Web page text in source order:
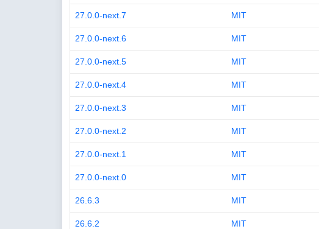
27.0.0-next.7 MIT
27.0.0-next.6 MIT
27.0.0-next.5 MIT
27.0.0-next.4 MIT
27.0.0-next.3 MIT
27.0.0-next.2 MIT
27.0.0-next.1 MIT
27.0.0-next.0 MIT
26.6.3 MIT
26.6.2 MIT